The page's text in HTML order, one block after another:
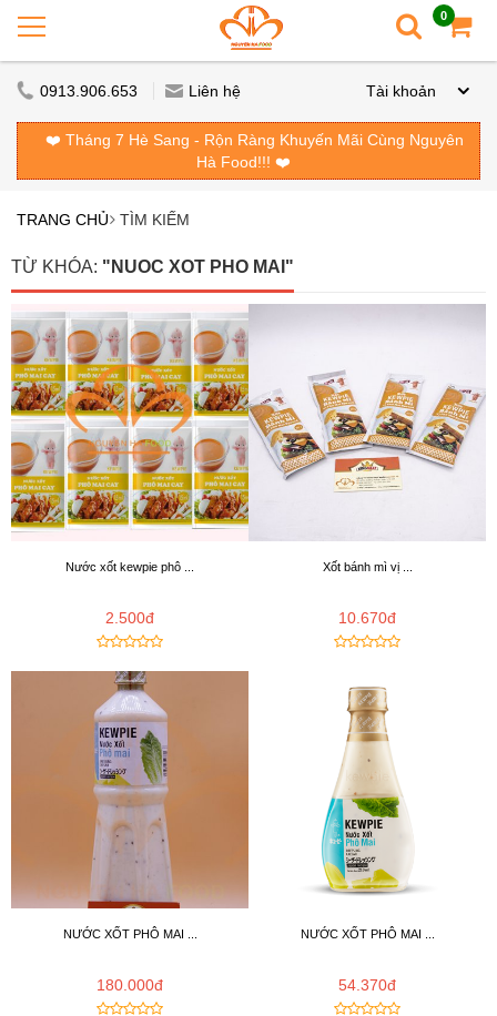
0
0913.906.653 Liên hệ Tài khoản
❤️ Tháng 7 Hè Sang - Rộn Ràng Khuyến Mãi Cùng Nguyên
Hà Food!!! ❤️
TRANG CHỦ TÌM KIẾM
TỪ KHÓA: "NUOC XOT PHO MAI"
Nước xốt kewpie phô ...
2.500đ
Xốt bánh mì vị ...
10.670đ
NƯỚC XỐT PHÔ MAI ...
180.000đ
NƯỚC XỐT PHÔ MAI ...
54.370đ